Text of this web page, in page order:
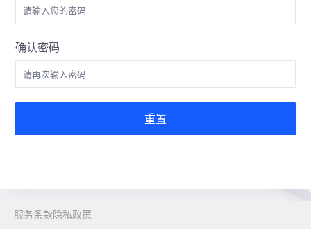
确认密码
重置
服务条款 隐私政策